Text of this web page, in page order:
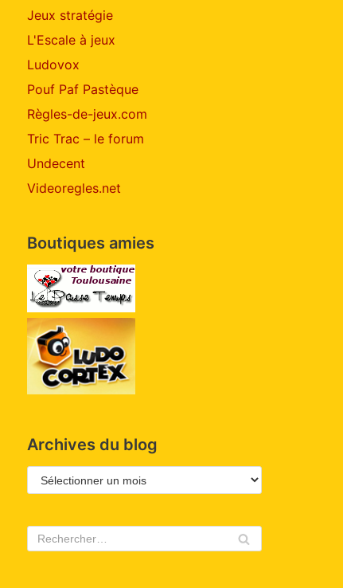
Jeux stratégie
L'Escale à jeux
Ludovox
Pouf Paf Pastèque
Règles-de-jeux.com
Tric Trac – le forum
Undecent
Videoregles.net
Boutiques amies
Archives du blog